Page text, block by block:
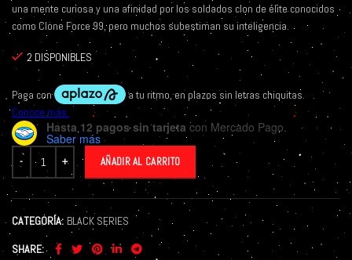
una mente curiosa y una afinidad por los soldados clon de élite conocidos
como Clone Force 99, pero muchos subestiman su inteligencia.
2 DISPONIBLES
Hasta 12 pagos sin tarjeta con Mercado Pago.
Saber más
AÑADIR AL CARRITO
CATEGORÍA: BLACK SERIES
SHARE